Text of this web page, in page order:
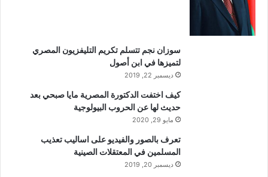
سوزان نجم تتسلم تكريم التليفزيون المصري
لتميزها في ابن أصول
ديسمبر 22, 2019
كيف اختفت الدكتورة المصرية مايا صبحي بعد
حديث لها عن الحروب البيولوجية
مايو 29, 2020
تعرف بالصور والفيديو على اساليب تعذيب
المسلمين في المعتقلات الصينية
ديسمبر 20, 2019